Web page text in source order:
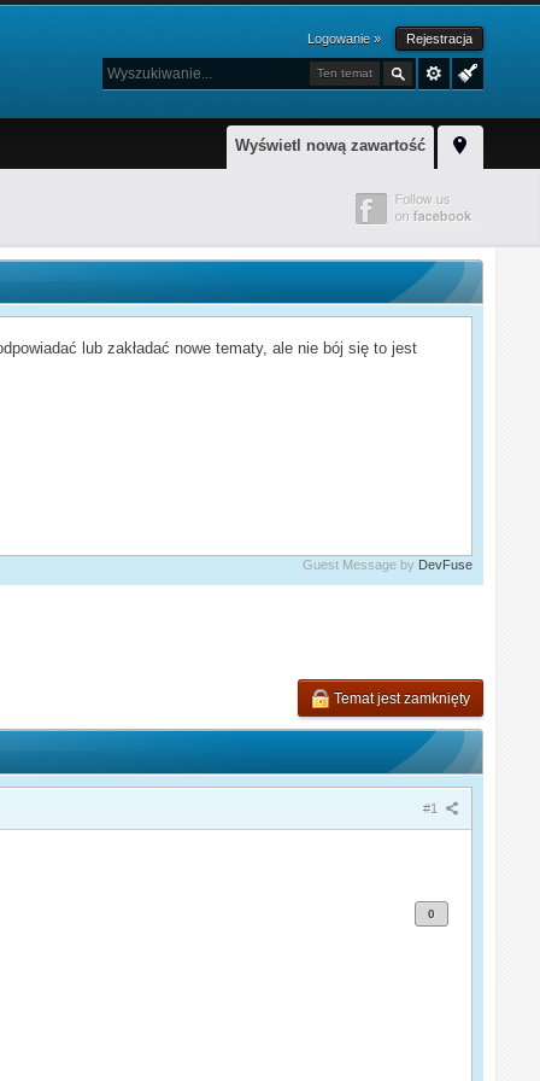
Logowanie » Rejestracja
Ten temat
Wyświetl nową zawartość
lub zakładać nowe tematy, ale nie bój się to jest
Guest Message by DevFuse
Temat jest zamknięty
#1
0